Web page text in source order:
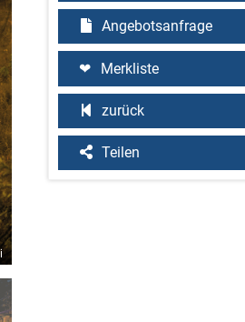
Angebotsanfrage
Merkliste
zurück
Teilen